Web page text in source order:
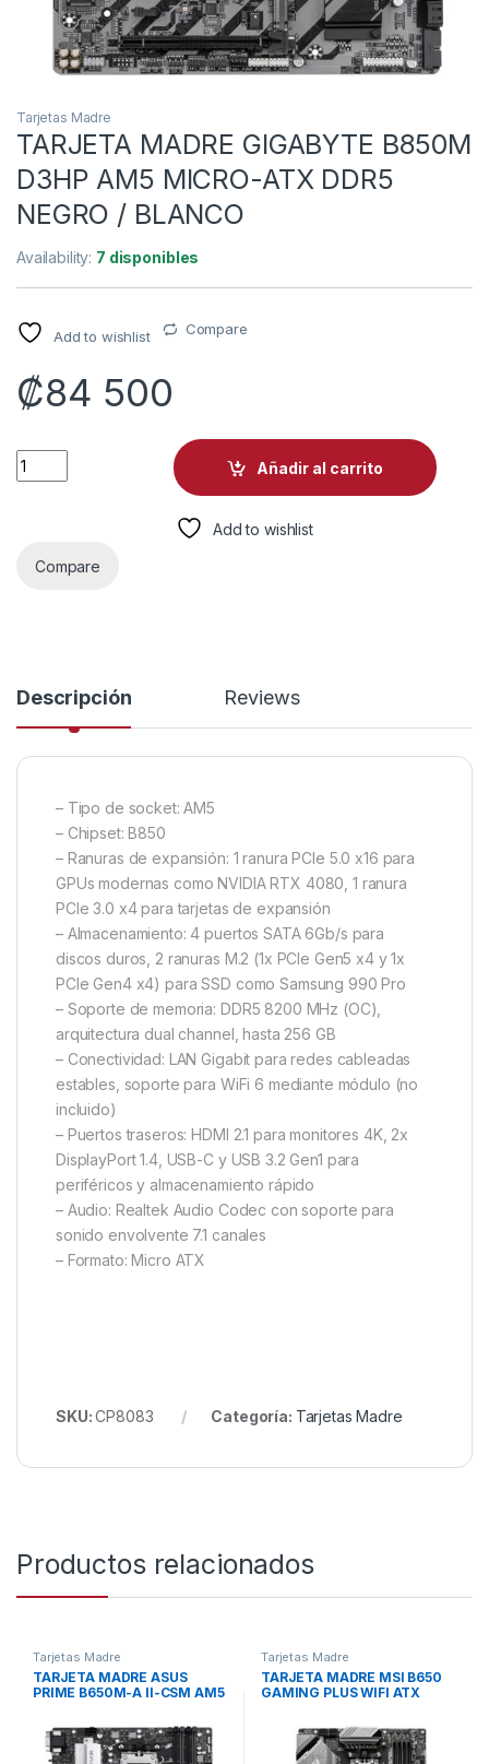
Tarjetas Madre
TARJETA MADRE GIGABYTE B850M
D3HP AM5 MICRO-ATX DDR5
NEGRO / BLANCO
Availability: 7 disponibles
Add to wishlist Compare
₡84 500
TARJETA MADRE GIGABYTE B850M D3HP AM5 MICRO-ATX
Añadir al carrito
Add to wishlist
Compare
Descripción Reviews
– Tipo de socket: AM5
– Chipset: B850
– Ranuras de expansión: 1 ranura PCIe 5.0 x16 para
GPUs modernas como NVIDIA RTX 4080, 1 ranura
PCIe 3.0 x4 para tarjetas de expansión
– Almacenamiento: 4 puertos SATA 6Gb/s para
discos duros, 2 ranuras M.2 (1x PCIe Gen5 x4 y 1x
PCIe Gen4 x4) para SSD como Samsung 990 Pro
– Soporte de memoria: DDR5 8200 MHz (OC),
arquitectura dual channel, hasta 256 GB
– Conectividad: LAN Gigabit para redes cableadas
estables, soporte para WiFi 6 mediante módulo (no
incluido)
– Puertos traseros: HDMI 2.1 para monitores 4K, 2x
DisplayPort 1.4, USB-C y USB 3.2 Gen1 para
periféricos y almacenamiento rápido
– Audio: Realtek Audio Codec con soporte para
sonido envolvente 7.1 canales
– Formato: Micro ATX
SKU:CP8083 Categoría: Tarjetas Madre
Productos relacionados
Tarjetas Madre
TARJETA MADRE ASUS
PRIME B650M-A II-CSM AM5
Tarjetas Madre
TARJETA MADRE MSI B650
GAMING PLUS WIFI ATX